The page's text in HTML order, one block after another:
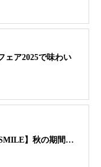
ェア2025で味わい
】秋の期間…